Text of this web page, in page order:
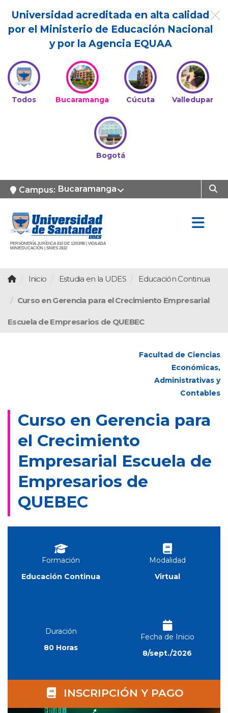
Universidad acreditada en alta calidad
por el Ministerio de Educación Nacional
y por la Agencia EQUAA
Todos Bucaramanga Cúcuta Valledupar
Bogotá
Campus: Bucaramanga
PERSONERÍA JURÍDICA 810 DE 12/03/96 | VIGILADA
MINIEDUCACIÓN | SNIES 2832
Inicio Estudia en la UDES Educación Continua
​​Curso en Gerencia para el Crecimiento Empresarial ​
Escuela de Empresarios de QUEBEC​
Facultad de Ciencias
Económicas,
Administrativas y
Contables
​​Curso en Gerencia para
el Crecimiento
Empresarial ​Escuela de
Empresarios de
QUEBEC​
Formación
Educación Continua
Modalidad
Virtual
Duración
80 Horas
Fecha de Inicio
8/sept./2026
INSCRIPCIÓN Y PAGO